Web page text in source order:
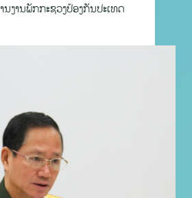
ງານພັກກະຊວງປ້ອງກັນປະເທດ